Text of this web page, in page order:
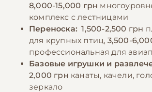
8,000-15,000 грн
комплекс с лестницами
Переноска: 1,500-2,500 грн
для крупных птиц, 3,500-
профессиональная для
Базовые игрушки и
2,000 грн канаты, качели,
зеркало